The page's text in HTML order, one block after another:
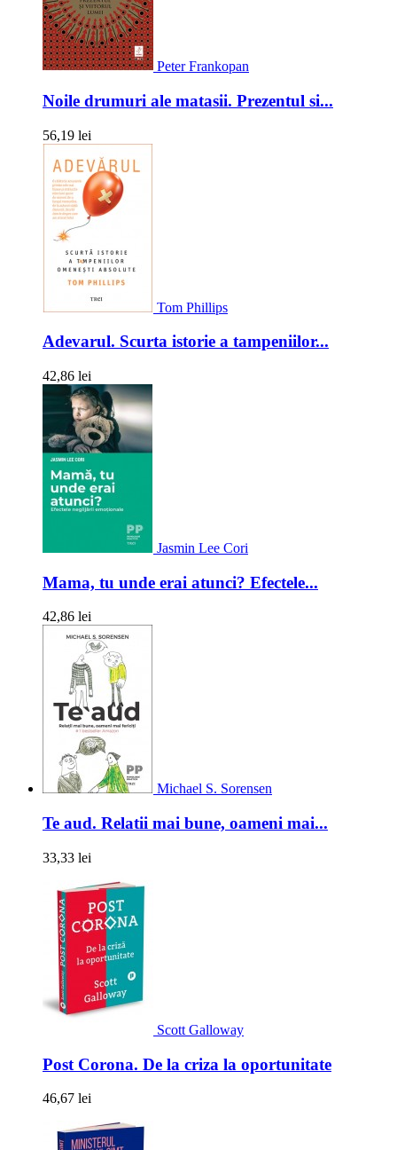
Peter Frankopan
Noile drumuri ale matasii. Prezentul si...
56,19 lei
Tom Phillips
Adevarul. Scurta istorie a tampeniilor...
42,86 lei
Jasmin Lee Cori
Mama, tu unde erai atunci? Efectele...
42,86 lei
Michael S. Sorensen
Te aud. Relatii mai bune, oameni mai...
33,33 lei
Scott Galloway
Post Corona. De la criza la oportunitate
46,67 lei